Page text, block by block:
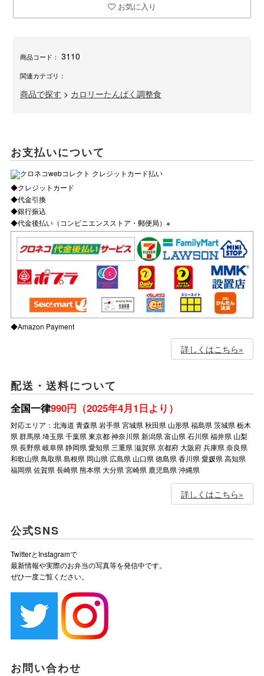
お気に入り
商品コード： 3110
関連カテゴリ：
商品で探す > カロリーたんぱく調整食
お支払いについて
◆クレジットカード
◆代金引換
◆銀行振込
◆代金後払い（コンビニエンスストア・郵便局）※
◆Amazon Payment
詳しくはこちら»
配送・送料について
全国一律990円（2025年4月1日より）
対応エリア：北海道 青森県 岩手県 宮城県 秋田県 山形県 福島県 茨城県 栃木
県 群馬県 埼玉県 千葉県 東京都 神奈川県 新潟県 富山県 石川県 福井県 山梨
県 長野県 岐阜県 静岡県 愛知県 三重県 滋賀県 京都府 大阪府 兵庫県 奈良県
和歌山県 鳥取県 島根県 岡山県 広島県 山口県 徳島県 香川県 愛媛県 高知県
福岡県 佐賀県 長崎県 熊本県 大分県 宮崎県 鹿児島県 沖縄県
詳しくはこちら»
公式SNS
TwitterとInstagramで
最新情報や実際のお弁当の写真等を発信中です。
ぜひ一度ご覧ください。
お問い合わせ